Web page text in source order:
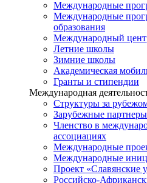
Международные
Международные
образования
Международный
Летние школы
Зимние школы
Академическая
Гранты и стипендии
Международная
Структуры за
Зарубежные партнеры
Членство в
ассоциациях
Международные
Международные
Проект «Славянские
Российско-